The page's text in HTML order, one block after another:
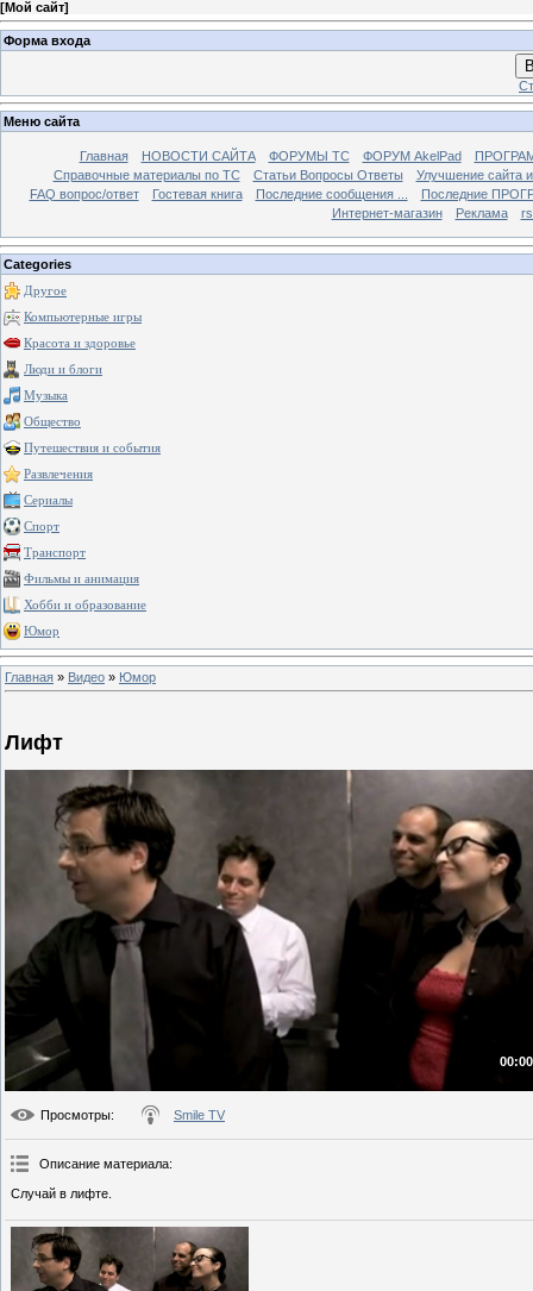
[Мой сайт]
Форма входа
Меню сайта
Главная НОВОСТИ САЙТА ФОРУМЫ TC ФОРУМ AkelPad
Справочные материалы по TС
Статьи Вопросы Ответы
Улучшение сайта
FAQ вопрос/ответ
Гостевая книга Последние сообщения ...
Последние
Интернет-магазин
Реклама
Categories
Другое
Компьютерные игры
Красота и здоровье
Люди и блоги
Музыка
Общество
Путешествия и события
Развлечения
Сериалы
Спорт
Транспорт
Фильмы и анимация
Хобби и образование
Юмор
Главная » Видео » Юмор
Лифт
Просмотры: Smile TV
Описание материала:
Случай в лифте.